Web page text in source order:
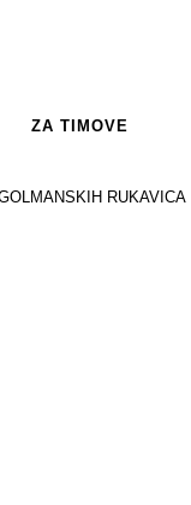
ZA TIMOVE
RUKAVICA